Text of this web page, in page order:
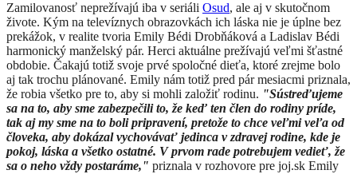
Zamilovanosť neprežívajú iba v seriáli Osud, ale aj v skutočnom
živote. Kým na televíznych obrazovkách ich láska nie je úplne bez
prekážok, v realite tvoria Emily Bédi Drobňáková a Ladislav Bédi
harmonický manželský pár. Herci aktuálne prežívajú veľmi šťastné
obdobie. Čakajú totiž svoje prvé spoločné dieťa, ktoré zrejme bolo
aj tak trochu plánované. Emily nám totiž pred pár mesiacmi priznala,
že robia všetko pre to, aby si mohli založiť rodinu. "Sústreďujeme
sa na to, aby sme zabezpečili to, že keď ten člen do rodiny príde,
tak aj my sme na to boli pripravení, pretože to chce veľmi veľa od
človeka, aby dokázal vychovávať jedinca v zdravej rodine, kde je
pokoj, láska a všetko ostatné. V prvom rade potrebujem vedieť, že
sa o neho vždy postaráme," priznala v rozhovore pre joj.sk Emily